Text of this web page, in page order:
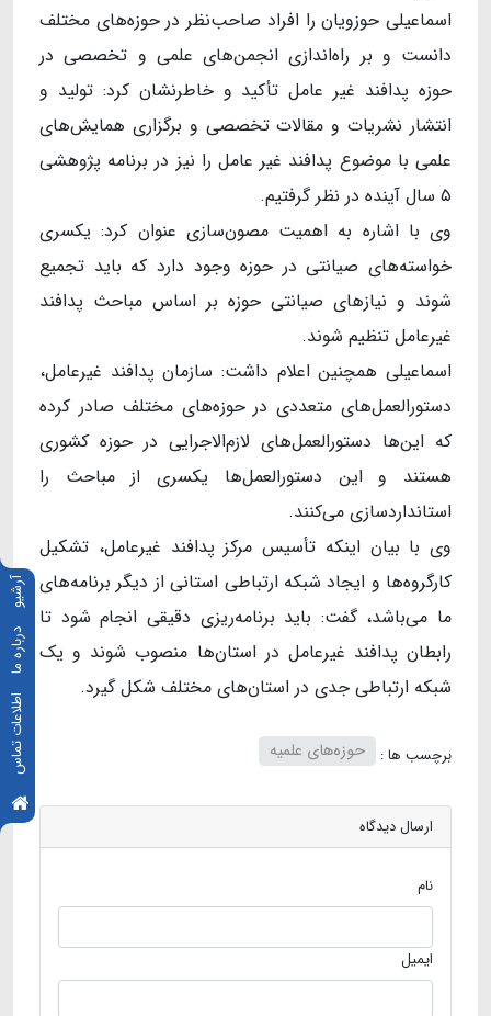
آرشیو
درباره ما
اطلاعات تماس
اسماعیلی حوزویان را افراد صاحب‌نظر در حوزه‌های مختلف
دانست و بر راه‌اندازی انجمن‌های علمی و تخصصی در
حوزه پدافند غیر عامل تأکید و خاطرنشان کرد: تولید و
انتشار نشریات و مقالات تخصصی و برگزاری همایش‌های
علمی با موضوع پدافند غیر عامل را نیز در برنامه پژوهشی
۵ سال آینده در نظر گرفتیم.
وی با اشاره به اهمیت مصون‌سازی عنوان کرد: یکسری
خواسته‌های صیانتی در حوزه وجود دارد که باید تجمیع
شوند و نیازهای صیانتی حوزه بر اساس مباحث پدافند
غیرعامل تنظیم شوند.
اسماعیلی همچنین اعلام داشت: سازمان پدافند غیرعامل،
دستورالعمل‌های متعددی در حوزه‌های مختلف صادر کرده
که این‌ها دستورالعمل‌های لازم‌الاجرایی در حوزه کشوری
هستند و این دستورالعمل‌ها یکسری از مباحث را
استانداردسازی می‌کنند.
وی با بیان اینکه تأسیس مرکز پدافند غیرعامل، تشکیل
کارگروه‌ها و ایجاد شبکه ارتباطی استانی از دیگر برنامه‌های
ما می‌باشد، گفت: باید برنامه‌ریزی دقیقی انجام شود تا
رابطان پدافند غیرعامل در استان‌ها منصوب شوند و یک
شبکه ارتباطی جدی در استان‌های مختلف شکل گیرد.
برچسب ها : حوزه‌های علمیه
ارسال دیدگاه
نام
ایمیل